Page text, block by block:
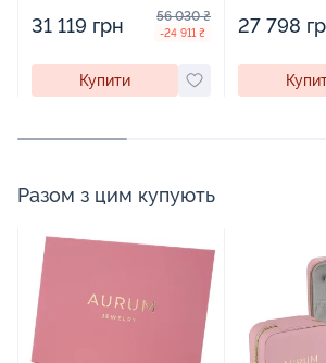
31 119 грн 56 030 ₴
-24 911 ₴
Купити
27 798
Разом з цим купують